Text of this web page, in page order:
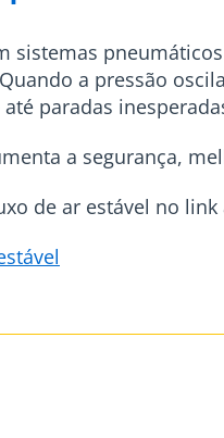
sistemas
a pressão
paradas
a segurança,
de ar estável no link